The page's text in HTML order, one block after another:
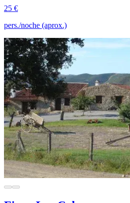
25 €
pers./noche (aprox.)